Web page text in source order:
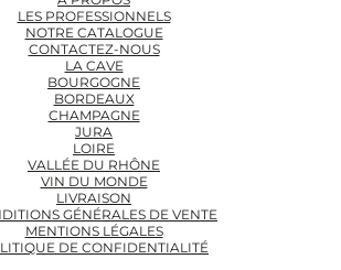
LES PROFESSIONNELS
NOTRE CATALOGUE
CONTACTEZ-NOUS
LA CAVE
BOURGOGNE
BORDEAUX
CHAMPAGNE
JURA
LOIRE
VALLÉE DU RHÔNE
VIN DU MONDE
LIVRAISON
GÉNÉRALES DE VENTE
MENTIONS LÉGALES
DE CONFIDENTIALITÉ